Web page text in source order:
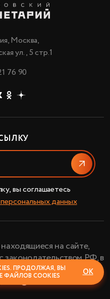
Москва,
ул., 5 стр.1
76 90
вы соглашаетесь
данных
на сайте,
законодательством РФ, в
и смежных правах.
© 2024
ПРОДОЛЖАЯ, ВЫ
ФАЙЛОВ COOKIES
ОК